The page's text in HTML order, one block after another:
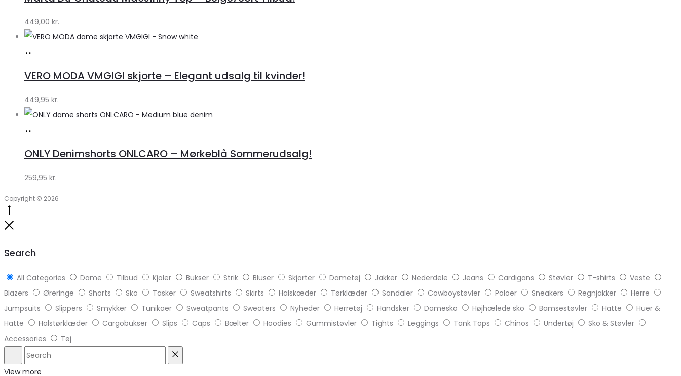
Klædeskabet.dk
449,00 kr.
Klædeskabet.dk
VERO MODA VMGIGI skjorte – Elegant udsalg til kvinder!
449,95 kr.
Klædeskabet.dk
ONLY Denimshorts ONLCARO – Mørkeblå Sommerudsalg!
259,95 kr.
Copyright © 2026
Search
All Categories Dame Tilbud Kjoler Bukser Strik Bluser Skjorter Dametøj Jakker Nederdele Jeans Cardigans Støvler T-shirts
Veste
Blazers
Øreringe Shorts Sko Tasker Sweatshirts Skirts Halskæder Tørklæder Sandaler Cowboystøvler Poloer Sneakers Regnjakker
Herre
Jumpsuits
Slippers Smykker Tunikaer Sweatpants Sweaters Nyheder Herretøj Handsker Damesko Højhælede sko Bamsestøvler Hatte
Huer &
Hatte
Halstørklæder Cargobukser Slips Caps Bælter Hoodies Gummistøvler Tights Leggings Tank Tops Chinos Undertøj
Sko & Støvler
Accessories
Tøj
Search
View more